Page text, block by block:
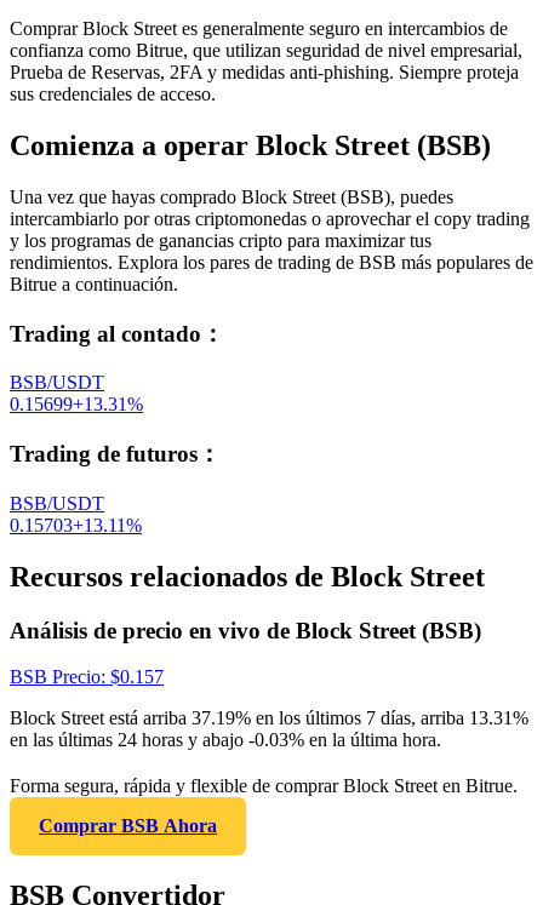
Comprar Block Street es generalmente seguro en intercambios de
confianza como Bitrue, que utilizan seguridad de nivel empresarial,
Prueba de Reservas, 2FA y medidas anti-phishing. Siempre proteja
sus credenciales de acceso.
Comienza a operar Block Street (BSB)
Una vez que hayas comprado Block Street (BSB), puedes
intercambiarlo por otras criptomonedas o aprovechar el copy trading
y los programas de ganancias cripto para maximizar tus
rendimientos. Explora los pares de trading de BSB más populares de
Bitrue a continuación.
Trading al contado ：
BSB/USDT
0.15699+13.31%
Trading de futuros ：
BSB/USDT
0.15703+13.11%
Recursos relacionados de Block Street
Análisis de precio en vivo de Block Street (BSB)
BSB Precio: $0.157
Block Street está arriba 37.19% en los últimos 7 días, arriba 13.31%
en las últimas 24 horas y abajo -0.03% en la última hora.
Forma segura, rápida y flexible de comprar Block Street en Bitrue.
Comprar BSB Ahora
BSB Convertidor